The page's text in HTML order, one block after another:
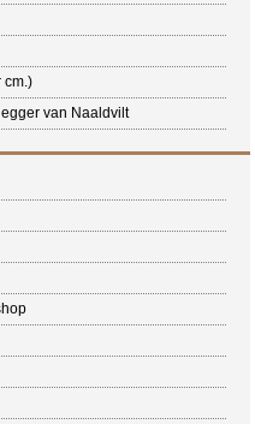
cm.)
van Naaldvilt